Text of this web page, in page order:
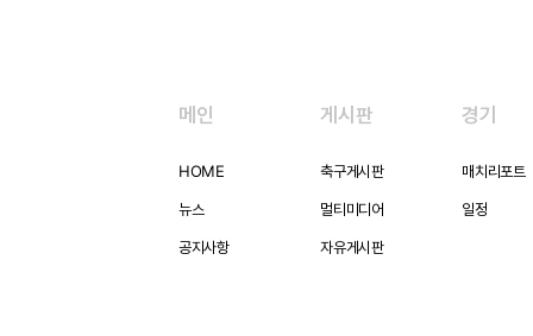
메인
HOME
뉴스
공지사항
게시판
축구게시판
멀티미디어
자유게시판
경기
매치리포트
일정